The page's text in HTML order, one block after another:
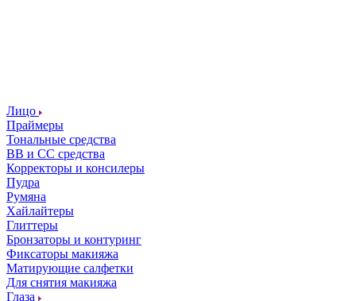
Лицо
Праймеры
Тональные средства
ВВ и СС средства
Корректоры и консилеры
Пудра
Румяна
Хайлайтеры
Глиттеры
Бронзаторы и контуринг
Фиксаторы макияжа
Матирующие салфетки
Для снятия макияжа
Глаза